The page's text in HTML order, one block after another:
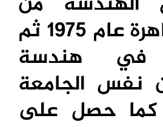
جامعة القاهرة عام 1975 ثم
في هندسة
نفس الجامعة
عام 1978 كما حصل على